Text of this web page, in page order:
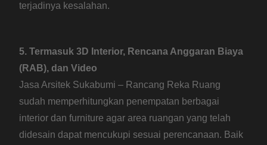
terjadinya kesalahan.
5. Termasuk 3D Interior, Rencana Anggaran Biaya
(RAB), dan Video
Jasa Arsitek Sukabumi – Rancang Reka Ruang
sudah memperhitungkan penempatan berbagai
interior dan furniture agar area ruangan yang telah
didesain dapat mencukupi sesuai perencanaan. Baik